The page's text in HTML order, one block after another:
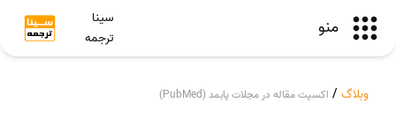
منو
سینا
ترجمه
وبلاگ / اکسپت مقاله در مجلات پابمد (PubMed)